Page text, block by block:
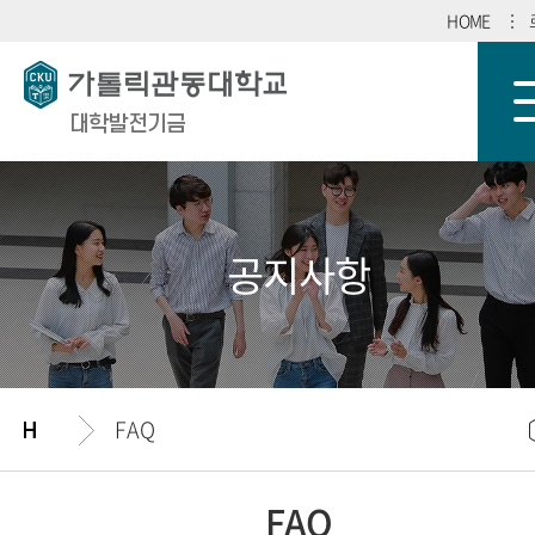
HOME
대학발전기금
공지사항
FAQ
FAQ